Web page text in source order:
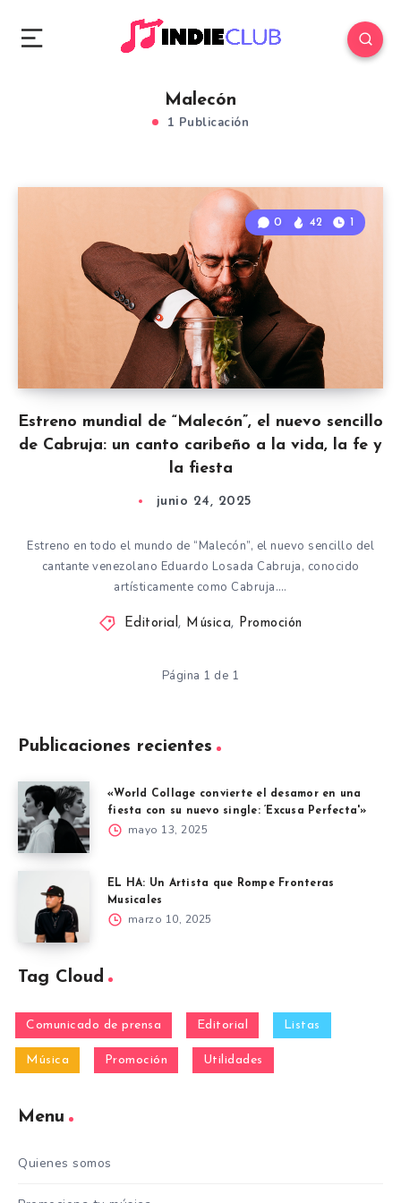
Malecón
1 Publicación
Estreno mundial de “Malecón”, el nuevo sencillo
de Cabruja: un canto caribeño a la vida, la fe y
la fiesta
0 42 1
junio 24, 2025
Estreno en todo el mundo de “Malecón”, el nuevo sencillo del
cantante venezolano Eduardo Losada Cabruja, conocido
artísticamente como Cabruja….
Editorial, Música, Promoción
Página 1 de 1
Publicaciones recientes
«World Collage convierte el desamor en una
fiesta con su nuevo single: ‘Excusa Perfecta'»
mayo 13, 2025
EL HA: Un Artista que Rompe Fronteras
Musicales
marzo 10, 2025
Tag Cloud
Comunicado de prensa Editorial Listas
Música Promoción Utilidades
Menu
Quienes somos